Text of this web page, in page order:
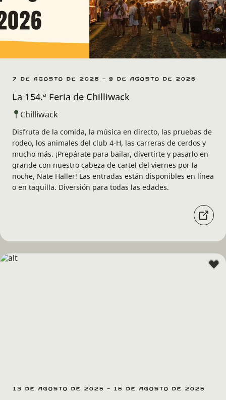
7 de agosto de 2026 - 9 de agosto de 2026
La 154.ª Feria de Chilliwack
Chilliwack
Disfruta de la comida, la música en directo, las pruebas de
rodeo, los animales del club 4-H, las carreras de cerdos y
mucho más. ¡Prepárate para bailar, divertirte y pasarlo en
grande con nuestro cabeza de cartel del viernes por la
noche, Nate Haller! Las entradas están disponibles en línea
o en taquilla. Diversión para todas las edades.
13 de agosto de 2026 - 16 de agosto de 2026